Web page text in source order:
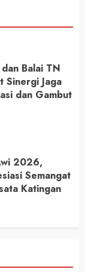
Balai TN
Sinergi Jaga
dan Gambut
2026,
Semangat
Katingan